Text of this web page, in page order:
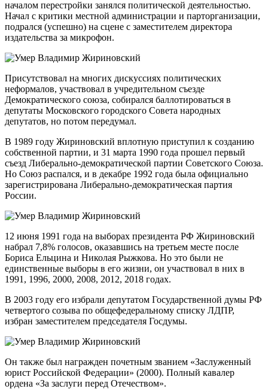
началом перестройки занялся политической деятельностью.
Начал с критики местной администрации и парторганизации,
подрался (успешно) на сцене с заместителем директора
издательства за микрофон.
Присутствовал на многих дискуссиях политических
неформалов, участвовал в учредительном съезде
Демократического союза, собирался баллотироваться в
депутаты Московского городского Совета народных
депутатов, но потом передумал.
В 1989 году Жириновский вплотную приступил к созданию
собственной партии, и 31 марта 1990 года прошел первый
съезд Либерально-демократической партии Советского Союза.
Но Союз распался, и в декабре 1992 года была официально
зарегистрирована Либерально-демократическая партия
России.
12 июня 1991 года на выборах президента РФ Жириновский
набрал 7,8% голосов, оказавшись на третьем месте после
Бориса Ельцина и Николая Рыжкова. Но это были не
единственные выборы в его жизни, он участвовал в них в
1991, 1996, 2000, 2008, 2012, 2018 годах.
В 2003 году его избрали депутатом Государственной думы РФ
четвертого созыва по общефедеральному списку ЛДПР,
избран заместителем председателя Госдумы.
Он также был награжден почетным званием «Заслуженный
юрист Российской Федерации» (2000). Полный кавалер
ордена «За заслуги перед Отечеством».